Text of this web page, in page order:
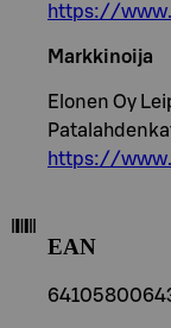
https://
Markkinoija
Elonen Oy
https://
EAN